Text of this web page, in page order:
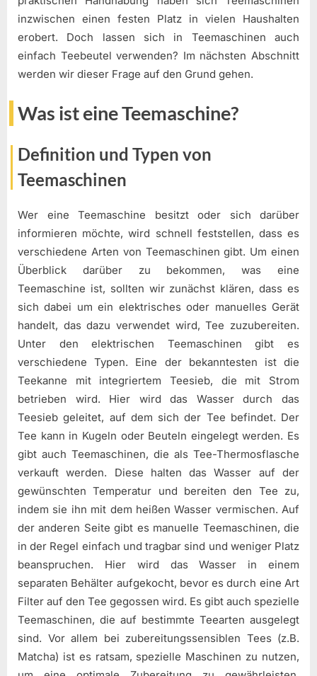
inzwischen einen festen Platz in vielen Haushalten
erobert. Doch lassen sich in Teemaschinen auch
einfach Teebeutel verwenden? Im nächsten Abschnitt
werden wir dieser Frage auf den Grund gehen.
Was ist eine Teemaschine?
Definition und Typen von
Teemaschinen
Wer eine Teemaschine besitzt oder sich darüber
informieren möchte, wird schnell feststellen, dass es
verschiedene Arten von Teemaschinen gibt. Um einen
Überblick darüber zu bekommen, was eine
Teemaschine ist, sollten wir zunächst klären, dass es
sich dabei um ein elektrisches oder manuelles Gerät
handelt, das dazu verwendet wird, Tee zuzubereiten.
Unter den elektrischen Teemaschinen gibt es
verschiedene Typen. Eine der bekanntesten ist die
Teekanne mit integriertem Teesieb, die mit Strom
betrieben wird. Hier wird das Wasser durch das
Teesieb geleitet, auf dem sich der Tee befindet. Der
Tee kann in Kugeln oder Beuteln eingelegt werden. Es
gibt auch Teemaschinen, die als Tee-Thermosflasche
verkauft werden. Diese halten das Wasser auf der
gewünschten Temperatur und bereiten den Tee zu,
indem sie ihn mit dem heißen Wasser vermischen. Auf
der anderen Seite gibt es manuelle Teemaschinen, die
in der Regel einfach und tragbar sind und weniger Platz
beanspruchen. Hier wird das Wasser in einem
separaten Behälter aufgekocht, bevor es durch eine Art
Filter auf den Tee gegossen wird. Es gibt auch spezielle
Teemaschinen, die auf bestimmte Teearten ausgelegt
sind. Vor allem bei zubereitungssensiblen Tees (z.B.
Matcha) ist es ratsam, spezielle Maschinen zu nutzen,